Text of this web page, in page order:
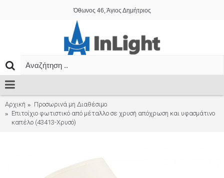
Όθωνος 46, Άγιος Δημήτριος
Αρχική
Προσωρινά μη Διαθέσιμο
Επιτοίχιο φωτιστικό από μέταλλο σε χρυσή απόχρωση και υφασμάτινο
καπέλο (43413-Χρυσό)